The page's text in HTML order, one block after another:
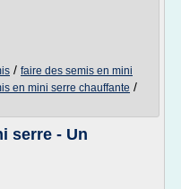
/ faire des semis en mini
en mini serre chauffante /
serre - Un